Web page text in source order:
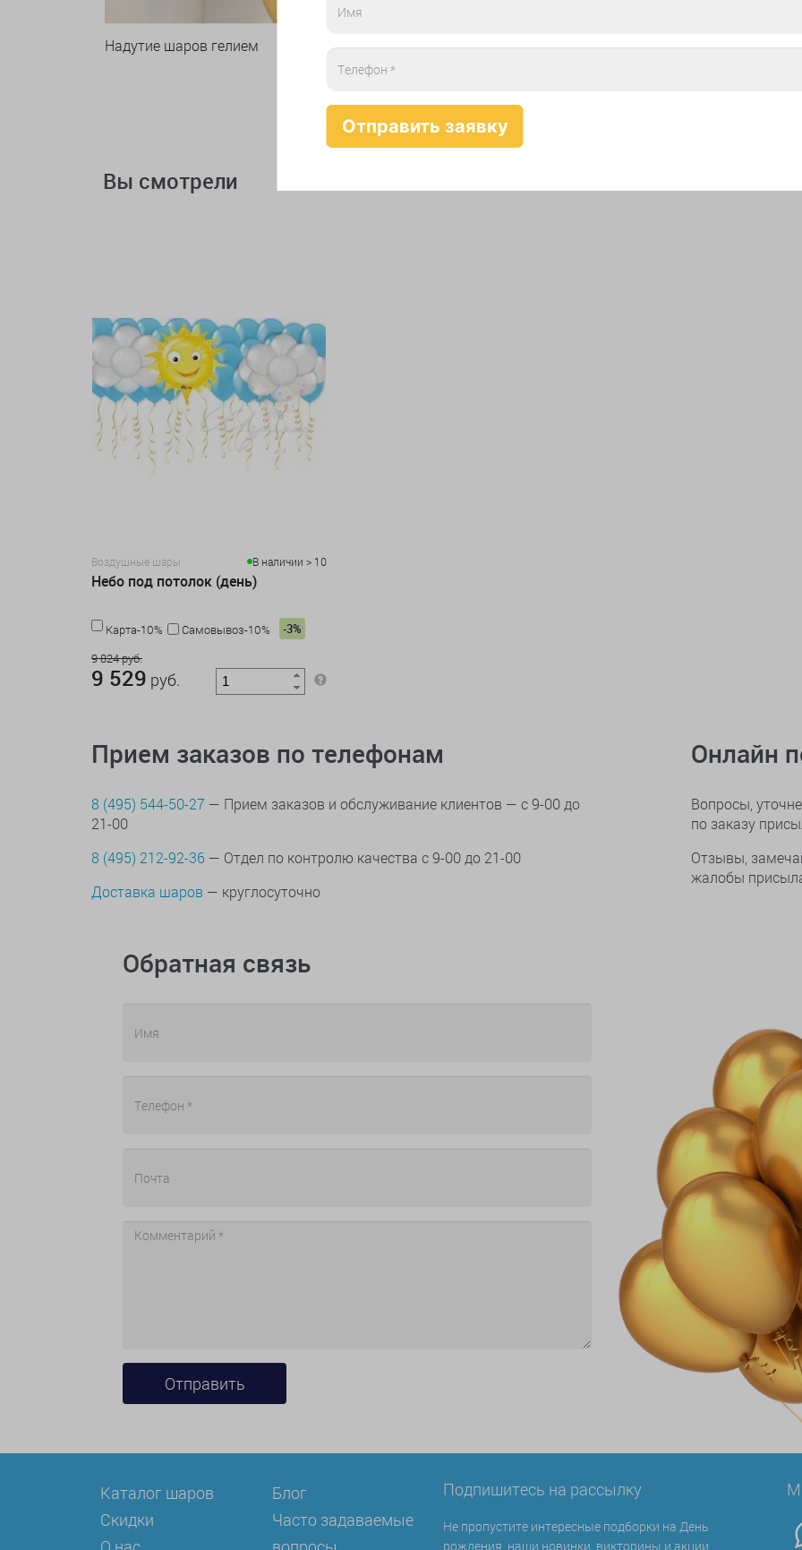
Надутие шаров гелием
Вы смотрели
Воздушные шары В наличии > 10
Небо под потолок (день)
Карта-10% Самовывоз-10%
-3%
9 824 руб.
9 529 руб.
Прием заказов по телефонам
8 (495) 544-50-27 — Прием заказов и обслуживание клиентов — с 9-00 до
21-00
8 (495) 212-92-36 — Отдел по контролю качества с 9-00 до 21-00
Доставка шаров — круглосуточно
Онлайн
Вопросы,
по заказу
Отзывы,
жалобы
Обратная связь
Каталог шаров
Скидки
Блог
Часто задаваемые
Подпишитесь на рассылку
Не пропустите интересные подборки на День
рождения, наши новинки, викторины и акции.